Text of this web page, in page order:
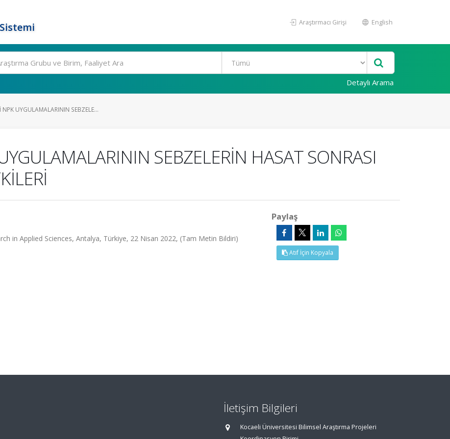
Araştırmacı Girişi English
Detaylı Arama
NPK UYGULAMALARININ SEBZELE...
SEBZELERİN HASAT SONRASI
in Applied Sciences, Antalya, Türkiye, 22 Nisan 2022, (Tam Metin Bildiri)
Paylaş
Atıf İçin Kopyala
İletişim Bilgileri
Kocaeli Üniversitesi Bilimsel Araştırma Projeleri